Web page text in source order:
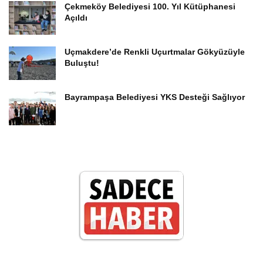
Çekmeköy Belediyesi 100. Yıl Kütüphanesi
Açıldı
Uçmakdere’de Renkli Uçurtmalar Gökyüzüyle
Buluştu!
Bayrampaşa Belediyesi YKS Desteği Sağlıyor